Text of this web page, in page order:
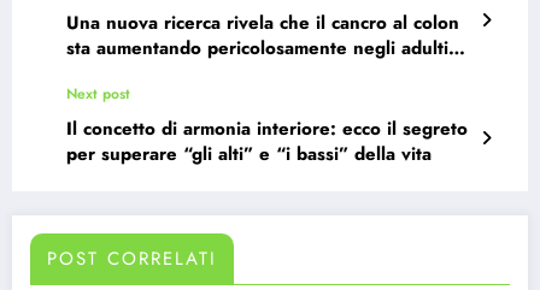
Una nuova ricerca rivela che il cancro al colon
sta aumentando pericolosamente negli adulti
Next post
Il concetto di armonia interiore: ecco il segreto
per superare “gli alti” e “i bassi” della vita
POST CORRELATI